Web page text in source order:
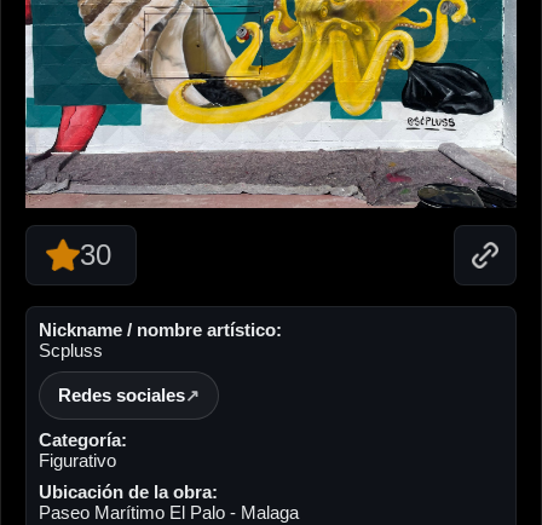
30
Nickname / nombre artístico:
Scpluss
Redes sociales
Categoría:
Figurativo
Ubicación de la obra:
Paseo Marítimo El Palo - Malaga